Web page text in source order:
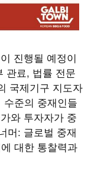
진행될 예정이
관료, 법률 전문
국제기구 지도자
수준의 중재인들
와 투자자가 중
머: 글로벌 중재
대한 통찰력과